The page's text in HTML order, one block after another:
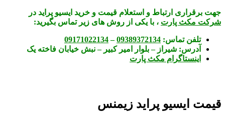
جهت برقراری ارتباط و استعلام قیمت و خرید ایسیو پراید در
شرکت مکث پارت ، با یکی از روش های زیر تماس بگیرید:
تلفن تماس: 09389372134
–
09171022134
آدرس: شیراز – بلوار امیر کبیر – نبش خیابان فاخته یک
اینستاگرام مکث پارت
قیمت ایسیو پراید زیمنس